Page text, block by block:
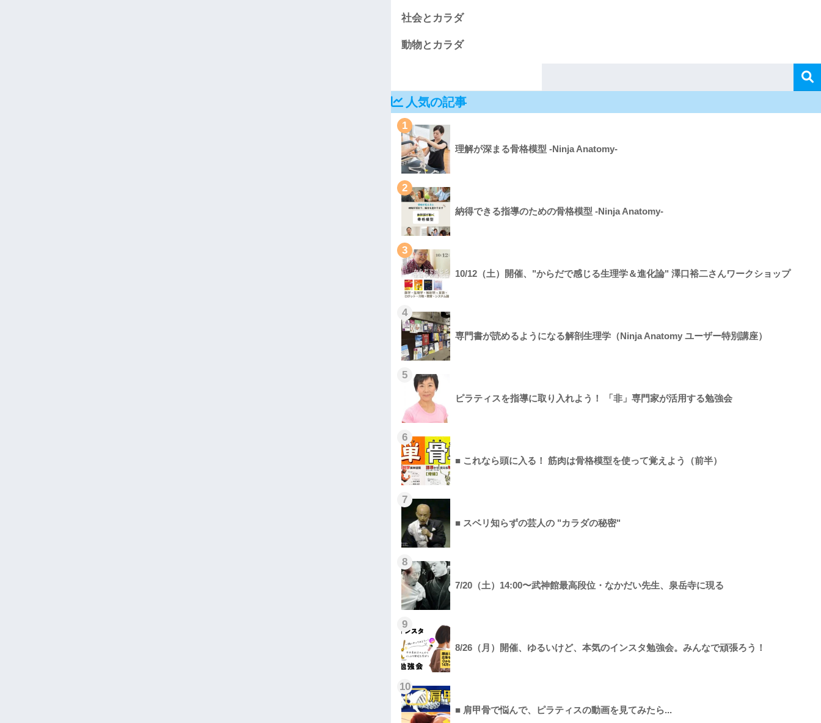
社会とカラダ
動物とカラダ
人気の記事
1
理解が深まる骨格模型 -Ninja Anatomy-
2
納得できる指導のための骨格模型 -Ninja Anatomy-
3
10/12（土）開催、"からだで感じる生理学＆進化論" 澤口裕二さんワークショップ
4
専門書が読めるようになる解剖生理学（Ninja Anatomy ユーザー特別講座）
5
ピラティスを指導に取り入れよう！ 「非」専門家が活用する勉強会
6
■ これなら頭に入る！ 筋肉は骨格模型を使って覚えよう（前半）
7
■ スベリ知らずの芸人の "カラダの秘密"
8
7/20（土）14:00〜武神館最高段位・なかだい先生、泉岳寺に現る
9
8/26（月）開催、ゆるいけど、本気のインスタ勉強会。みんなで頑張ろう！
10
■ 肩甲骨で悩んで、ピラティスの動画を見てみたら...